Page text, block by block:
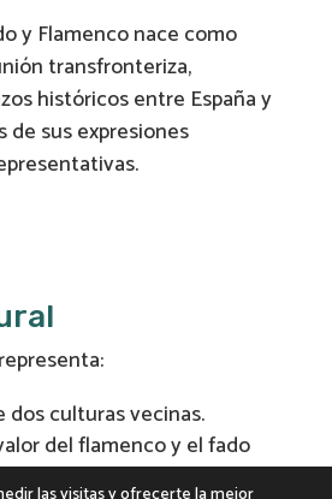
y Flamenco nace como
transfronteriza,
históricos entre España y
de sus expresiones
dos culturas vecinas.
del flamenco y el fado
identidad.